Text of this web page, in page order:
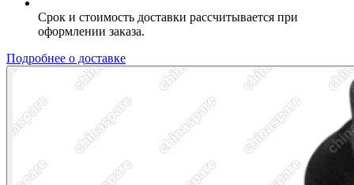
Срок и стоимость доставки рассчитывается при
оформлении заказа.
Подробнее о доставке